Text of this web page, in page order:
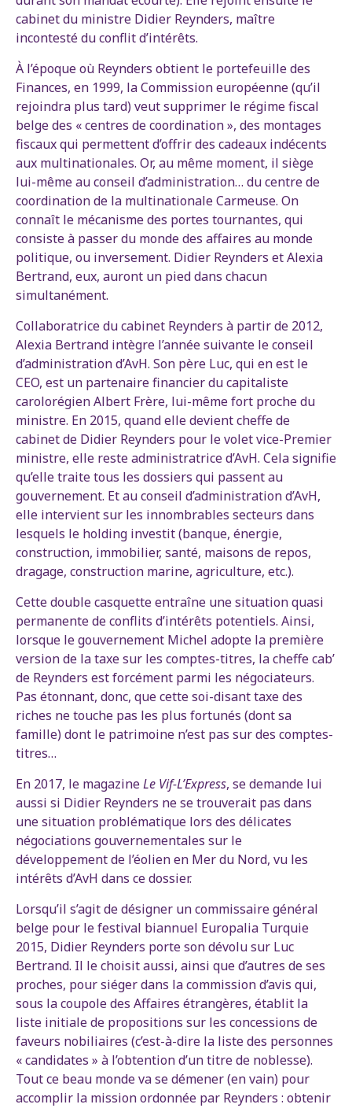
cabinet du ministre Didier Reynders, maître
incontesté du conflit d’intérêts.
À l’époque où Reynders obtient le portefeuille des
Finances, en 1999, la Commission européenne (qu’il
rejoindra plus tard) veut supprimer le régime fiscal
belge des « centres de coordination », des montages
fiscaux qui permettent d’offrir des cadeaux indécents
aux multinationales. Or, au même moment, il siège
lui-même au conseil d’administration… du centre de
coordination de la multinationale Carmeuse. On
connaît le mécanisme des portes tournantes, qui
consiste à passer du monde des affaires au monde
politique, ou inversement. Didier Reynders et Alexia
Bertrand, eux, auront un pied dans chacun
simultanément.
Collaboratrice du cabinet Reynders à partir de 2012,
Alexia Bertrand intègre l’année suivante le conseil
d’administration d’AvH. Son père Luc, qui en est le
CEO, est un partenaire financier du capitaliste
carolorégien Albert Frère, lui-même fort proche du
ministre. En 2015, quand elle devient cheffe de
cabinet de Didier Reynders pour le volet vice-Premier
ministre, elle reste administratrice d’AvH. Cela signifie
qu’elle traite tous les dossiers qui passent au
gouvernement. Et au conseil d’administration d’AvH,
elle intervient sur les innombrables secteurs dans
lesquels le holding investit (banque, énergie,
construction, immobilier, santé, maisons de repos,
dragage, construction marine, agriculture, etc.).
Cette double casquette entraîne une situation quasi
permanente de conflits d’intérêts potentiels. Ainsi,
lorsque le gouvernement Michel adopte la première
version de la taxe sur les comptes-titres, la cheffe cab’
de Reynders est forcément parmi les négociateurs.
Pas étonnant, donc, que cette soi-disant taxe des
riches ne touche pas les plus fortunés (dont sa
famille) dont le patrimoine n’est pas sur des comptes-
titres…
En 2017, le magazineLe Vif-L’Express, se demande lui
aussi si Didier Reynders ne se trouverait pas dans
une situation problématique lors des délicates
négociations gouvernementales sur le
développement de l’éolien en Mer du Nord, vu les
intérêts d’AvH dans ce dossier.
Lorsqu’il s’agit de désigner un commissaire général
belge pour le festival biannuel Europalia Turquie
2015, Didier Reynders porte son dévolu sur Luc
Bertrand. Il le choisit aussi, ainsi que d’autres de ses
proches, pour siéger dans la commission d’avis qui,
sous la coupole des Affaires étrangères, établit la
liste initiale de propositions sur les concessions de
faveurs nobiliaires (c’est-à-dire la liste des personnes
« candidates » à l’obtention d’un titre de noblesse).
Tout ce beau monde va se démener (en vain) pour
accomplir la mission ordonnée par Reynders : obtenir